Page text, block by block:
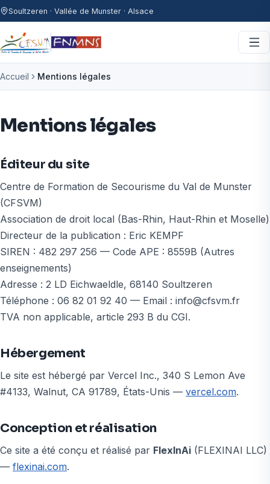
Aller au contenu
Soultzeren · Vallée de Munster · Alsace
Accueil Mentions légales
Mentions légales
Éditeur du site
Centre de Formation de Secourisme du Val de Munster
(CFSVM)
Association de droit local (Bas-Rhin, Haut-Rhin et Moselle)
Directeur de la publication : Eric KEMPF
SIREN : 482 297 256 — Code APE : 8559B (Autres
enseignements)
Adresse : 2 LD Eichwaeldle, 68140 Soultzeren
Téléphone : 06 82 01 92 40 — Email : info@cfsvm.fr
TVA non applicable, article 293 B du CGI.
Hébergement
Le site est hébergé par Vercel Inc., 340 S Lemon Ave
#4133, Walnut, CA 91789, États-Unis — vercel.com.
Conception et réalisation
Ce site a été conçu et réalisé par FlexInAi (FLEXINAI LLC)
— flexinai.com.